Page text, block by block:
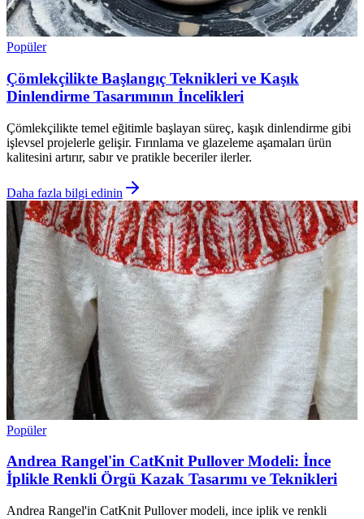
Popüler
Çömlekçilikte Başlangıç Teknikleri ve Kaşık
Dinlendirme Tasarımının İncelikleri
Çömlekçilikte temel eğitimle başlayan süreç, kaşık dinlendirme gibi
işlevsel projelerle gelişir. Fırınlama ve glazeleme aşamaları ürün
kalitesini artırır, sabır ve pratikle beceriler ilerler.
Daha fazla bilgi edinin
Popüler
Andrea Rangel'in CatKnit Pullover Modeli: İnce
İplikle Renkli Örgü Kazak Tasarımı ve Teknikleri
Andrea Rangel'in CatKnit Pullover modeli, ince iplik ve renkli